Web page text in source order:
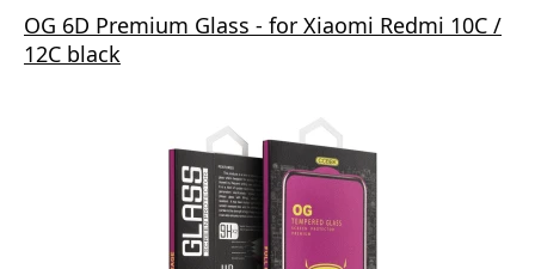
OG 6D Premium Glass - for Xiaomi Redmi 10C /
12C black